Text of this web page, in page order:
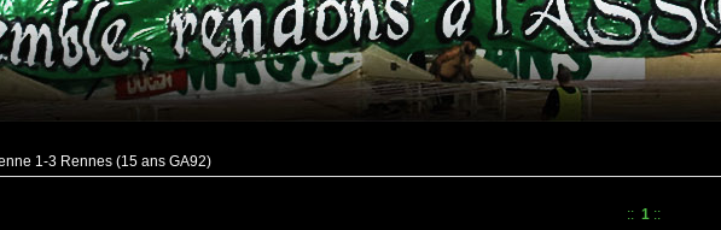
1-3 Rennes (15 ans GA92)
:: 1::